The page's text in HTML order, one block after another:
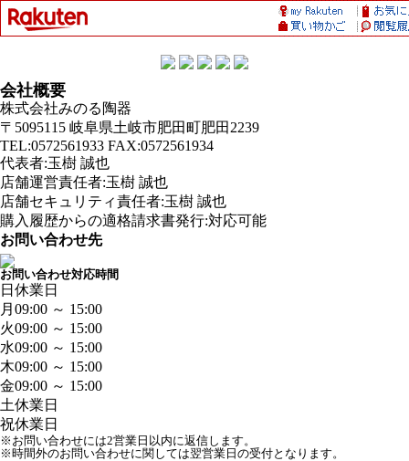
会社概要
株式会社みのる陶器
〒5095115 岐阜県土岐市肥田町肥田2239
TEL:0572561933 FAX:0572561934
代表者:玉樹 誠也
店舗運営責任者:玉樹 誠也
店舗セキュリティ責任者:玉樹 誠也
購入履歴からの適格請求書発行:対応可能
お問い合わせ先
お問い合わせ対応時間
日 休業日
月 09:00 ～ 15:00
火09:00 ～ 15:00
水09:00 ～ 15:00
木09:00 ～ 15:00
金09:00 ～ 15:00
土休業日
祝休業日
※お問い合わせには2営業日以内に返信します。
※時間外のお問い合わせに関しては翌営業日の受付となります。